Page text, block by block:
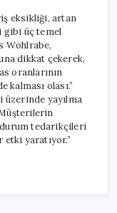
eksikliği, artan
gibi üç temel
Wohlrabe,
dikkat çekerek,
oranlarının
olası.”
yayılma
tedarikçileri
etki yaratıyor.”